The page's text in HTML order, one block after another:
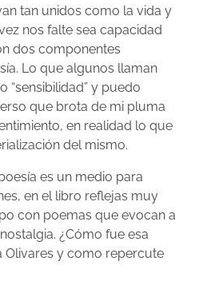
tan unidos como la vida y
nos falte sea capacidad
dos componentes
Lo que algunos llaman
“sensibilidad” y puedo
que brota de mi pluma
en realidad lo que
del mismo.
es un medio para
en el libro reflejas muy
con poemas que evocan a
¿Cómo fue esa
Olivares y como repercute